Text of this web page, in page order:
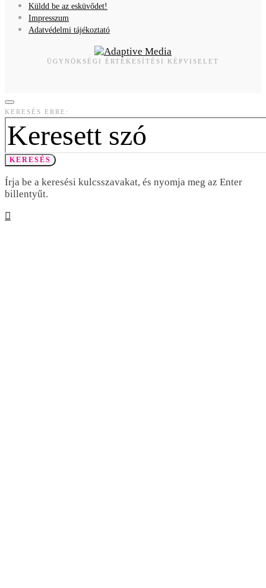
Küldd be az esküvődet!
Impresszum
Adatvédelmi tájékoztató
ÜGYNÖKSÉGI ÉRTÉKESÍTÉSI KÉPVISELET
KERESÉS ERRE:
KERESÉS
Írja be a keresési kulcsszavakat, és nyomja meg az Enter
billentyűt.